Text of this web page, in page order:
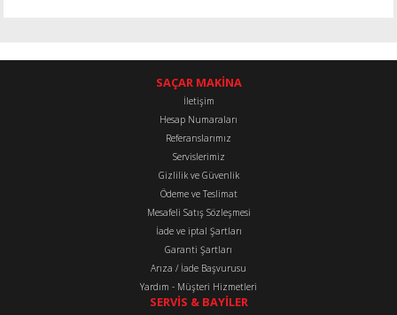
SAÇAR MAKİNA
İletişim
Hesap Numaraları
Referanslarımız
Servislerimiz
Gizlilik ve Güvenlik
Ödeme ve Teslimat
Mesafeli Satış Sözleşmesi
İade ve iptal Şartları
Garanti Şartları
Arıza / İade Başvurusu
Yardım - Müşteri Hizmetleri
SERVİS & BAYİLER